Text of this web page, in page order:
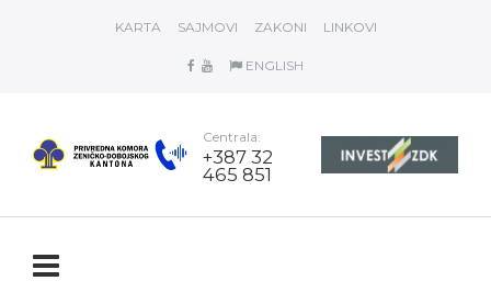
KARTA SAJMOVI ZAKONI LINKOVI
ENGLISH
Centrala:
+387 32
465 851